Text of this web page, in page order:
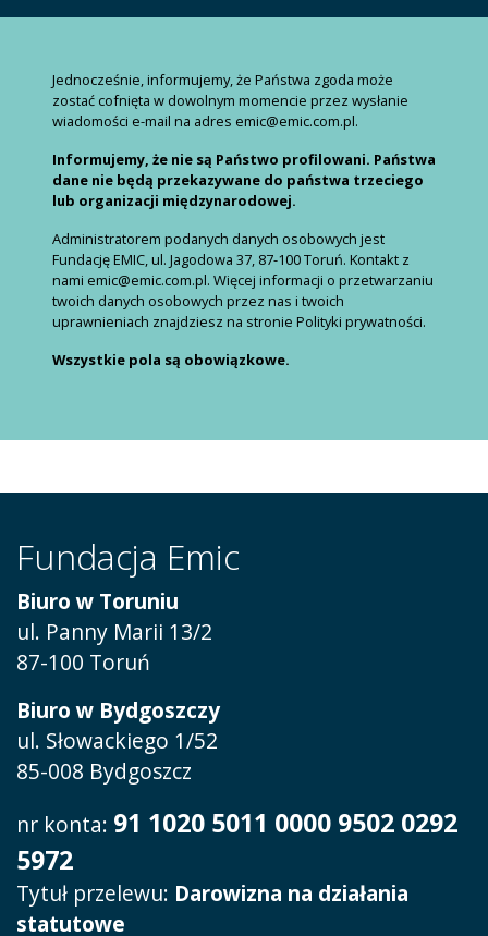
Jednocześnie, informujemy, że Państwa zgoda może
zostać cofnięta w dowolnym momencie przez wysłanie
wiadomości e-mail na adres emic@emic.com.pl.
Informujemy, że nie są Państwo profilowani. Państwa
dane nie będą przekazywane do państwa trzeciego
lub organizacji międzynarodowej.
Administratorem podanych danych osobowych jest
Fundację EMIC, ul. Jagodowa 37, 87-100 Toruń. Kontakt z
nami emic@emic.com.pl. Więcej informacji o przetwarzaniu
twoich danych osobowych przez nas i twoich
uprawnieniach znajdziesz na stronie Polityki prywatności.
Wszystkie pola są obowiązkowe.
Fundacja Emic
Biuro w Toruniu
ul. Panny Marii 13/2
87-100 Toruń
Biuro w Bydgoszczy
ul. Słowackiego 1/52
85-008 Bydgoszcz
nr konta: 91 1020 5011 0000 9502 0292
5972
Tytuł przelewu: Darowizna na działania
statutowe